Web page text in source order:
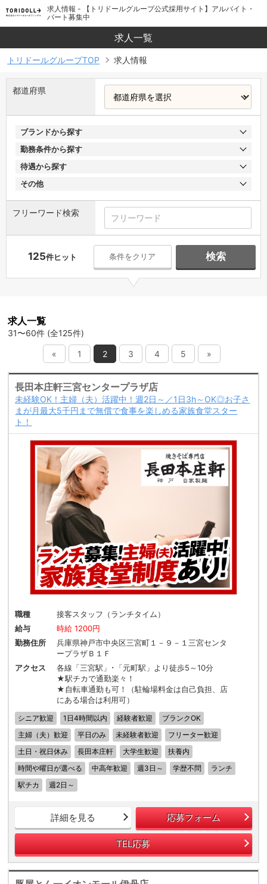
求人情報 - 【トリドールグループ公式採用サイト】アルバイト・
パート募集中
求人一覧
トリドールグループTOP 求人情報
都道府県
ブランドから探す
勤務条件から探す
待遇から探す
その他
フリーワード検索
125件ヒット 条件をクリア 検索
求人一覧
31〜60件 (全125件)
« 1 2 3 4 5 »
長田本庄軒三宮センタープラザ店
未経験OK！主婦（夫）活躍中！週2日～／1日3h～OK◎お子さ
まが月最大5千円まで無償で食事を楽しめる家族食堂スター
ト！
職種
接客スタッフ（ランチタイム）
給与
時給 1200円
勤務住所
兵庫県神戸市中央区三宮町１－９－１三宮センタ
ープラザＢ１Ｆ
アクセス
各線「三宮駅」･「元町駅」より徒歩5～10分
★駅チカで通勤楽々！
★自転車通勤も可！（駐輪場料金は自己負担、店
にある場合は利用可）
シニア歓迎 1日4時間以内 経験者歓迎
ブランクOK
主婦（夫）歓迎
平日のみ 未経験者歓迎
フリーター歓迎
土日・祝日休み
長田本庄軒 大学生歓迎
扶養内
時間や曜日が選べる
中高年歓迎 週3日～ 学歴不問
ランチ
駅チカ
週2日～
詳細を見る 応募フォーム
TEL応募